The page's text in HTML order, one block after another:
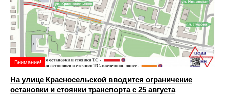
Внимание!
На улице Красносельской вводится ограничение
остановки и стоянки транспорта с 25 августа